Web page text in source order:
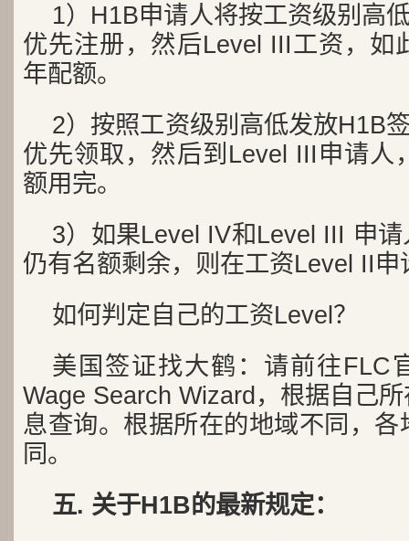
1）H1B申请人将按工资级别高
优先注册，然后Level III工资，如
年配额。
2）按照工资级别高低发放H1B
优先领取，然后到Level III申请人
额用完。
3）如果Level IV和Level III 申
仍有名额剩余，则在工资Level II申
如何判定自己的工资Level？
美国签证找大鹤：请前往FLC
Wage Search Wizard，根据自己
息查询。根据所在的地域不同，
同。
五. 关于H1B的最新规定：